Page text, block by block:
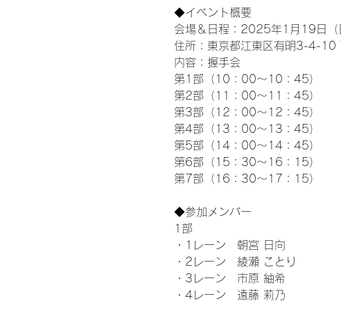
◆イベント概要
会場＆日程：2025年1月19日
住所：東京都江東区有明3-4-10
内容：握手会
第1部（10：00～10：45）
第2部（11：00～11：45）
第3部（12：00～12：45）
第4部（13：00～13：45）
第5部（14：00～14：45）
第6部（15：30～16：15）
第7部（16：30～17：15）
◆参加メンバー
1部
・1レーン　朝宮 日向
・2レーン　綾瀬 ことり
・3レーン　市原 紬希
・4レーン　遠藤 莉乃